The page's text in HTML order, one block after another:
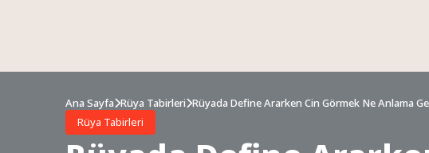
Ana Sayfa Rüya Tabirleri Rüyada Define Ararken Cin Görmek Ne Anlama
Rüya Tabirleri